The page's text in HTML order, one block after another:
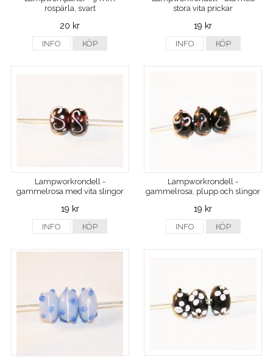
rospärla, svart
20 kr
INFO KÖP
stora vita prickar
19 kr
INFO KÖP
Lampworkrondell -
gammelrosa med vita slingor
19 kr
INFO KÖP
Lampworkrondell -
gammelrosa, plupp och slingor
19 kr
INFO KÖP